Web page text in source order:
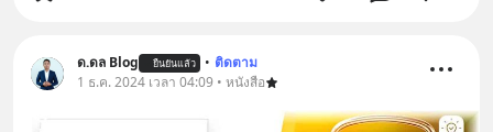
ด.ดล Blog ยืนยันแล้ว • ติดตาม
1 ธ.ค. 2024 เวลา 04:09 • หนังสือ